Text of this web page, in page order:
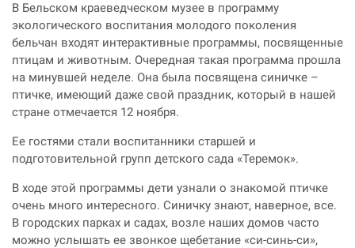
В Бельском краеведческом музее в программу
экологического воспитания молодого поколения
бельчан входят интерактивные программы, посвященные
птицам и животным. Очередная такая программа прошла
на минувшей неделе. Она была посвящена синичке –
птичке, имеющий даже свой праздник, который в нашей
стране отмечается 12 ноября.
Ее гостями стали воспитанники старшей и
подготовительной групп детского сада «Теремок».
В ходе этой программы дети узнали о знакомой птичке
очень много интересного. Синичку знают, наверное, все.
В городских парках и садах, возле наших домов часто
можно услышать ее звонкое щебетание «си-синь-си»,